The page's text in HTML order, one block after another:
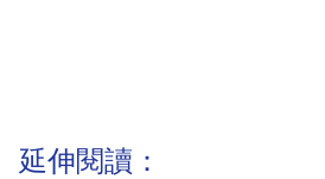
延伸閱讀：